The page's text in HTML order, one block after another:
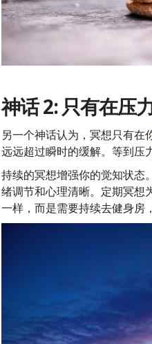
神话 2: 只有在压
另一个神话认为，冥想只有在
远远超过瞬时的缓解。等到压
持续的冥想增强你的觉知状态
绪调节和心理清晰。定期冥想
一样，而是需要持续去健身房